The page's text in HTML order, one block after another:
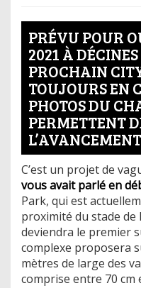
PRÉVU POUR
2021 À
PROCHAIN
TOUJOURS EN
PHOTOS DU
PERMETTENT
C’est un projet de
vous avait parlé en
Park, qui est
proximité du stade de
deviendra le premier
complexe proposera
mètres de large des
comprise entre 70 cm